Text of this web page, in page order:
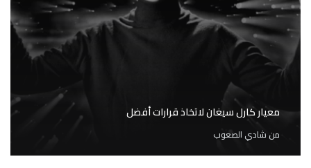
معيار كارل سيغان لاتخاذ قرارات أفضل
من شادي الصعوب